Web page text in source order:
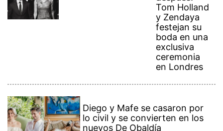
Tom Holland
y Zendaya
festejan su
boda en una
exclusiva
ceremonia
en Londres
Diego y Mafe se casaron por
lo civil y se convierten en los
nuevos De Obaldía